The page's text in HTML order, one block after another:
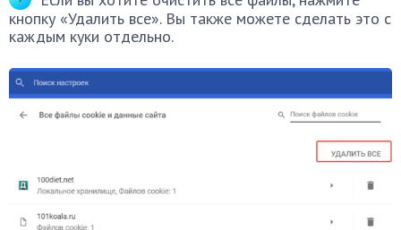
кнопку «Удалить все». Вы также можете сделать это с
каждым куки отдельно.